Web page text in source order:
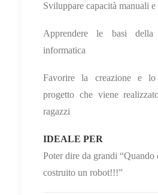
Sviluppare capacità manuali e
Apprendere le basi della
informatica
Favorire la creazione e
progetto che viene
ragazzi
IDEALE PER
Poter dire da grandi
costruito un robot!!!”